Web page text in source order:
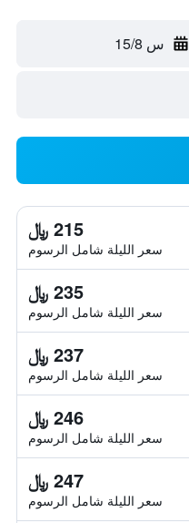
س 15/8
215 ﷼
سعر الليلة شامل الرسوم
235 ﷼
سعر الليلة شامل الرسوم
237 ﷼
سعر الليلة شامل الرسوم
246 ﷼
سعر الليلة شامل الرسوم
247 ﷼
سعر الليلة شامل الرسوم